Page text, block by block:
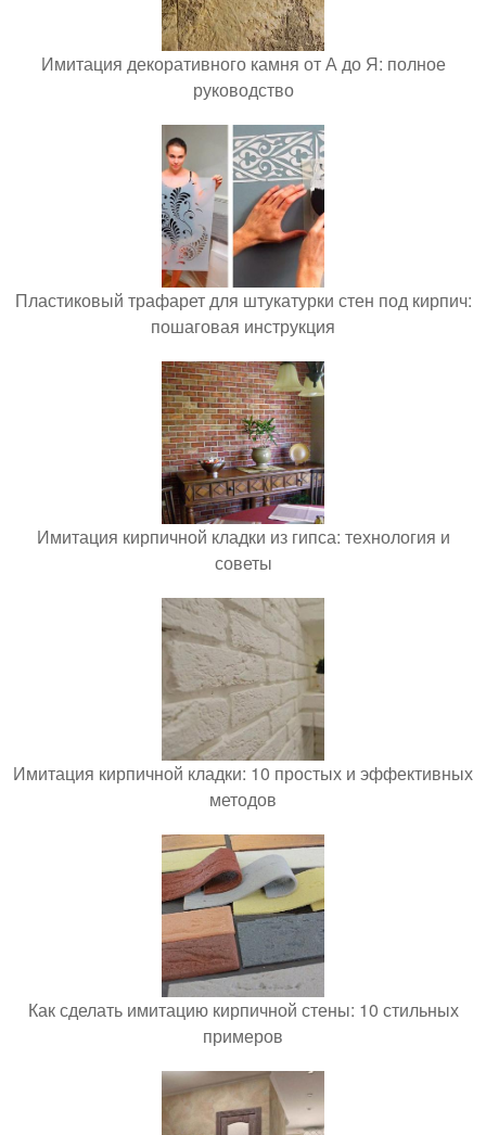
Имитация декоративного камня от А до Я: полное
руководство
Пластиковый трафарет для штукатурки стен под кирпич:
пошаговая инструкция
Имитация кирпичной кладки из гипса: технология и
советы
Имитация кирпичной кладки: 10 простых и эффективных
методов
Как сделать имитацию кирпичной стены: 10 стильных
примеров